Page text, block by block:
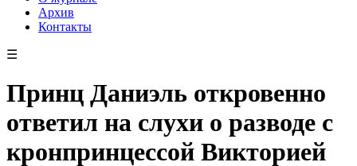
Архив
Контакты
☰
Принц Даниэль откровенно
ответил на слухи о разводе с
кронпринцессой Викторией